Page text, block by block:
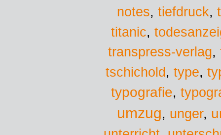
notes, tiefdruck,
titanic,
transpress-verlag,
tschichold , type,
typografie,
umzug, unger,